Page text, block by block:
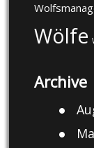
Wölfe
Archive